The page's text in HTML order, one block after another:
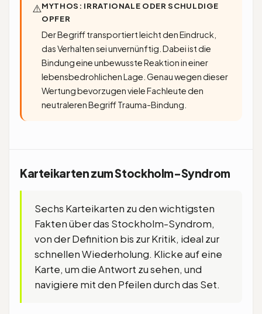
⚠️MYTHOS: IRRATIONALE ODER SCHULDIGE
OPFER
Der Begriff transportiert leicht den Eindruck,
das Verhalten sei unvernünftig. Dabei ist die
Bindung eine unbewusste Reaktion in einer
lebensbedrohlichen Lage. Genau wegen dieser
Wertung bevorzugen viele Fachleute den
neutraleren Begriff Trauma-Bindung.
Karteikarten zum Stockholm-Syndrom
Sechs Karteikarten zu den wichtigsten
Fakten über das Stockholm-Syndrom,
von der Definition bis zur Kritik, ideal zur
schnellen Wiederholung. Klicke auf eine
Karte, um die Antwort zu sehen, und
navigiere mit den Pfeilen durch das Set.